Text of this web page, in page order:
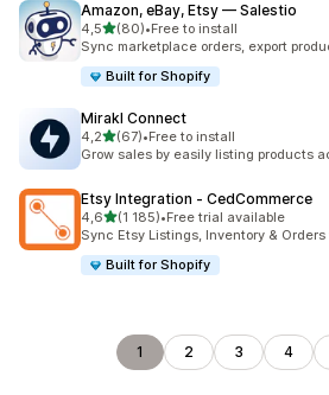
Amazon, eBay, Etsy — Salestio
4,5/ 5 tähteä
(80)
80 arvostelua yhteensä
•Free to install
Sync marketplace orders, export
Built for Shopify
Mirakl Connect
4,2/ 5 tähteä
(67)
67 arvostelua yhteensä
•Free to install
Grow sales by easily listing products
Etsy Integration ‑ CedCommerce
4,6/ 5 tähteä
(1 185)
1185 arvostelua yhteensä
•Free trial available
Sync Etsy Listings, Inventory &
Built for Shopify
1 2 3 4